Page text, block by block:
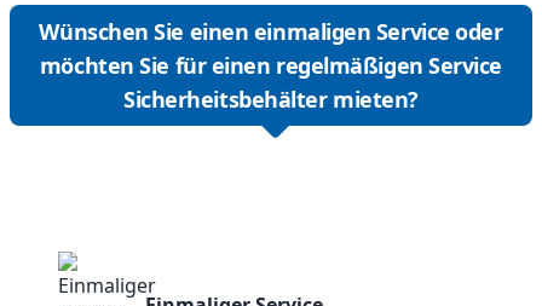
Wünschen Sie einen einmaligen Service oder
möchten Sie für einen regelmäßigen Service
Sicherheitsbehälter mieten?